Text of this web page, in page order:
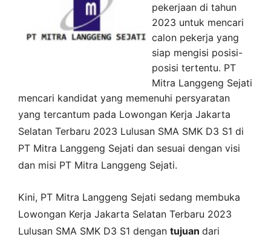
pekerjaan di tahun
2023 untuk mencari
calon pekerja yang
siap mengisi posisi-
posisi tertentu. PT
Mitra Langgeng Sejati
mencari kandidat yang memenuhi persyaratan
yang tercantum pada Lowongan Kerja Jakarta
Selatan Terbaru 2023 Lulusan SMA SMK D3 S1 di
PT Mitra Langgeng Sejati dan sesuai dengan visi
dan misi PT Mitra Langgeng Sejati.
Kini, PT Mitra Langgeng Sejati sedang membuka
Lowongan Kerja Jakarta Selatan Terbaru 2023
Lulusan SMA SMK D3 S1 dengan tujuan dari